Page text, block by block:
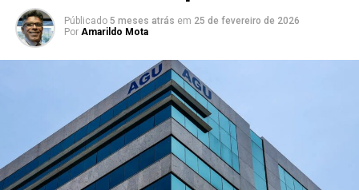
Públicado 5 meses atrás em 25 de fevereiro de 2026
Por Amarildo Mota